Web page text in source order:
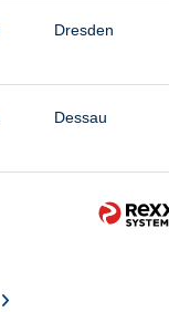
Dresden
Dessau